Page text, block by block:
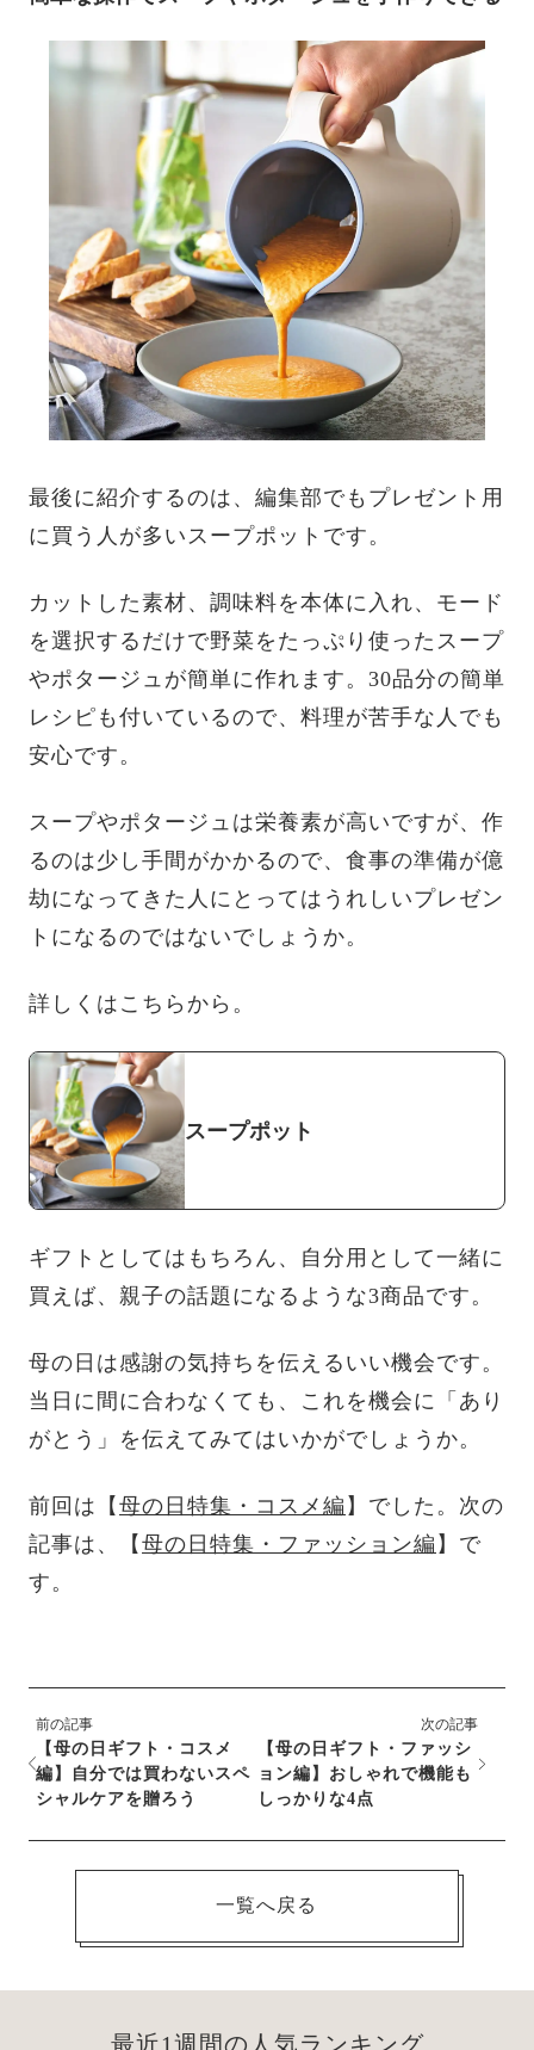
最後に紹介するのは、編集部でもプレゼント用
に買う人が多いスープポットです。
カットした素材、調味料を本体に入れ、モード
を選択するだけで野菜をたっぷり使ったスープ
やポタージュが簡単に作れます。30品分の簡単
レシピも付いているので、料理が苦手な人でも
安心です。
スープやポタージュは栄養素が高いですが、作
るのは少し手間がかかるので、食事の準備が億
劫になってきた人にとってはうれしいプレゼン
トになるのではないでしょうか。
詳しくはこちらから。
スープポット
ギフトとしてはもちろん、自分用として一緒に
買えば、親子の話題になるような3商品です。
母の日は感謝の気持ちを伝えるいい機会です。
当日に間に合わなくても、これを機会に「あり
がとう」を伝えてみてはいかがでしょうか。
前回は【 母の日特集・コスメ編 】でした。次の
記事は、【 母の日特集・ファッション編 】で
す。
前の記事
【母の日ギフト・コスメ
編】自分では買わないスペ
シャルケアを贈ろう
次の記事
【母の日ギフト・ファッシ
ョン編】おしゃれで機能も
しっかりな4点
一覧へ戻る
最近1週間の人気ランキング